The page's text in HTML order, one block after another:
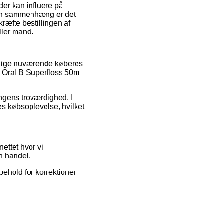
kan influere på
sammenhæng er det
bestillingen af
mand.
nuværende køberes
B Superfloss 50m
troværdighed. I
købsoplevelse, hvilket
hvor vi
handel.
for korrektioner